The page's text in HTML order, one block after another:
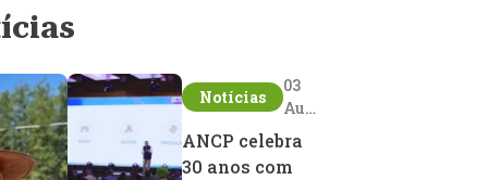
Notícias
03
Aug
ANCP celebra
30 anos com